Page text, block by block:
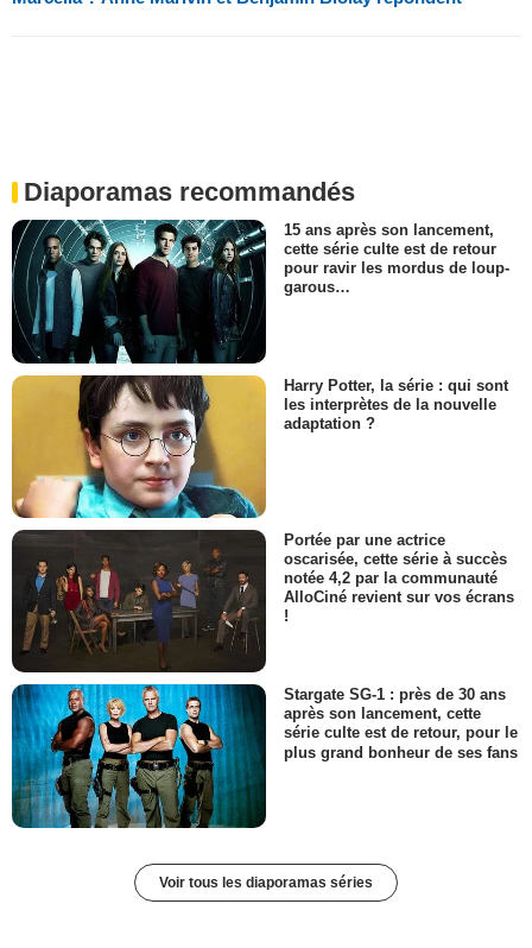
Diaporamas recommandés
15 ans après son lancement,
cette série culte est de retour
pour ravir les mordus de loup-
garous…
Harry Potter, la série : qui sont
les interprètes de la nouvelle
adaptation ?
Portée par une actrice
oscarisée, cette série à succès
notée 4,2 par la communauté
AlloCiné revient sur vos écrans
!
Stargate SG-1 : près de 30 ans
après son lancement, cette
série culte est de retour, pour le
plus grand bonheur de ses fans
Voir tous les diaporamas séries